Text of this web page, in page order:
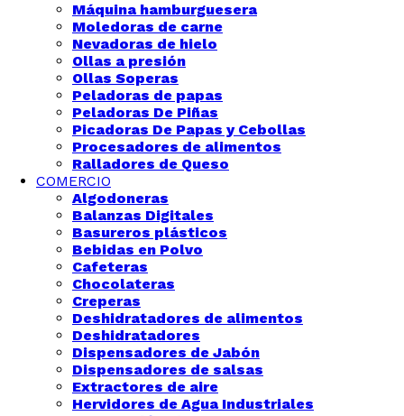
Máquina hamburguesera
Moledoras de carne
Nevadoras de hielo
Ollas a presión
Ollas Soperas
Peladoras de papas
Peladoras De Piñas
Picadoras De Papas y Cebollas
Procesadores de alimentos
Ralladores de Queso
COMERCIO
Algodoneras
Balanzas Digitales
Basureros plásticos
Bebidas en Polvo
Cafeteras
Chocolateras
Creperas
Deshidratadores de alimentos
Deshidratadores
Dispensadores de Jabón
Dispensadores de salsas
Extractores de aire
Hervidores de Agua Industriales